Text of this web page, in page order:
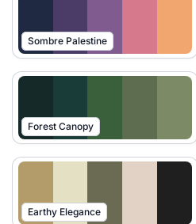
Sombre Palestine
Forest Canopy
Earthy Elegance